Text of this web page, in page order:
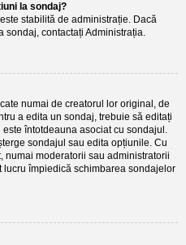
la sondaj?
stabilită de administrație. Dacă
sondaj, contactați Administrația.
numai de creatorul lor original, de
a edita un sondaj, trebuie să editați
întotdeauna asociat cu sondajul.
sondajul sau edita opțiunile. Cu
numai moderatorii sau administratorii
lucru împiedică schimbarea sondajelor